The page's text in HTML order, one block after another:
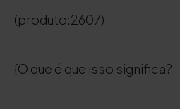
(produto:2607)
{O que é que isso significa?